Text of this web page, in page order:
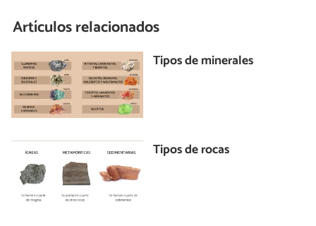
Artículos relacionados
Tipos de minerales
Tipos de rocas